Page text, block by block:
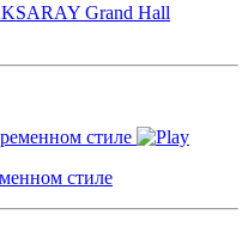
Grand Hall
стиле